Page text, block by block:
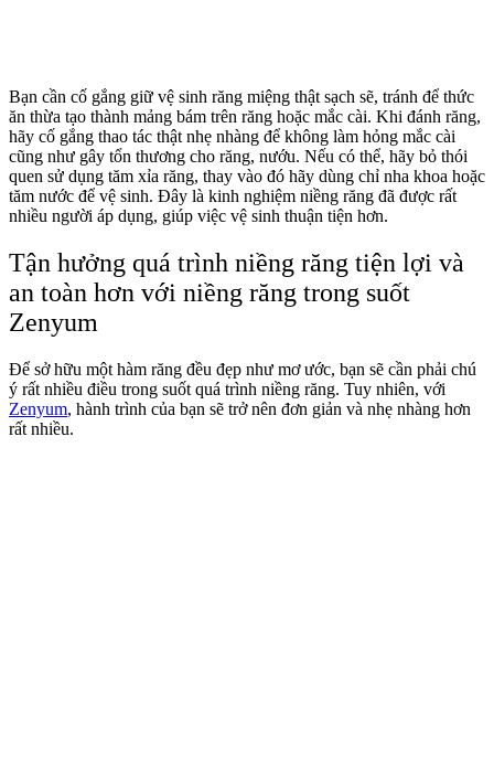
Bạn cần cố gắng giữ vệ sinh răng miệng thật sạch sẽ, tránh để thức
ăn thừa tạo thành mảng bám trên răng hoặc mắc cài. Khi đánh răng,
hãy cố gắng thao tác thật nhẹ nhàng để không làm hỏng mắc cài
cũng như gây tổn thương cho răng, nướu. Nếu có thể, hãy bỏ thói
quen sử dụng tăm xỉa răng, thay vào đó hãy dùng chỉ nha khoa hoặc
tăm nước để vệ sinh. Đây là kinh nghiệm niềng răng đã được rất
nhiều người áp dụng, giúp việc vệ sinh thuận tiện hơn.
Tận hưởng quá trình niềng răng tiện lợi và
an toàn hơn với niềng răng trong suốt
Zenyum
Để sở hữu một hàm răng đều đẹp như mơ ước, bạn sẽ cần phải chú
ý rất nhiều điều trong suốt quá trình niềng răng. Tuy nhiên, với
Zenyum, hành trình của bạn sẽ trở nên đơn giản và nhẹ nhàng hơn
rất nhiều.